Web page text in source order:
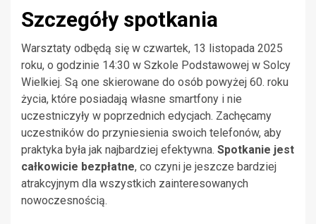
Szczegóły spotkania
Warsztaty odbędą się w czwartek, 13 listopada 2025
roku, o godzinie 14:30 w Szkole Podstawowej w Solcy
Wielkiej. Są one skierowane do osób powyżej 60. roku
życia, które posiadają własne smartfony i nie
uczestniczyły w poprzednich edycjach. Zachęcamy
uczestników do przyniesienia swoich telefonów, aby
praktyka była jak najbardziej efektywna. Spotkanie jest
całkowicie bezpłatne, co czyni je jeszcze bardziej
atrakcyjnym dla wszystkich zainteresowanych
nowoczesnością.